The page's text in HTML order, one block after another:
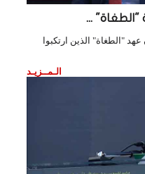
"الطغاة" ...
"الطغاة" الذين ارتكبوا
الـمــزيـد